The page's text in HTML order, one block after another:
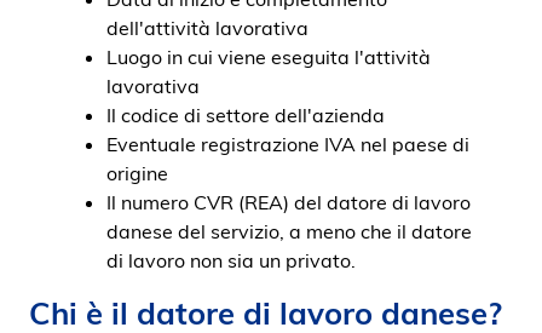
dell'attività lavorativa
Luogo in cui viene eseguita l'attività
lavorativa
Il codice di settore dell'azienda
Eventuale registrazione IVA nel paese di
origine
Il numero CVR (REA) del datore di lavoro
danese del servizio, a meno che il datore
di lavoro non sia un privato.
Chi è il datore di lavoro danese?